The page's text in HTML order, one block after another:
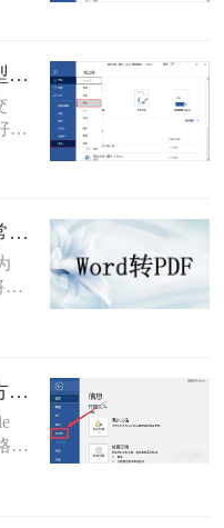
的
欢
详
转
如何把word转成pdf？常用类型方法解析！
、
了
如何将word转换成pdf？七种常用方法深度解析！
流
word转pdf怎么转？最新有效方法全解析！
式